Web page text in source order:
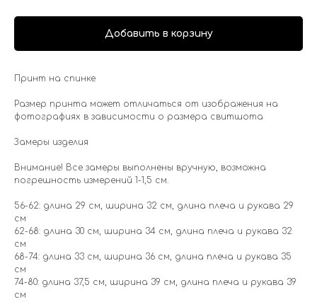
Добавить в корзину
Принт на спинке
Размер принта может отличаться от изображения на
фотографиях в зависимости о размера свитшота
Замеры изделия
Внимание! Все замеры выполнены вручную, возможна
погрешность измерений 1-1,5 см.
56-62: длина 29 см, ширина 32 см, длина плеча и рукава 29
см
62-68: длина 30 см, ширина 34 см, длина плеча и рукава 32
см
68-74: длина 33 см, ширина 36 см, длина плеча и рукава 35
см
74-80: длина 37,5 см, ширина 39 см, длина плеча и рукава 39
см